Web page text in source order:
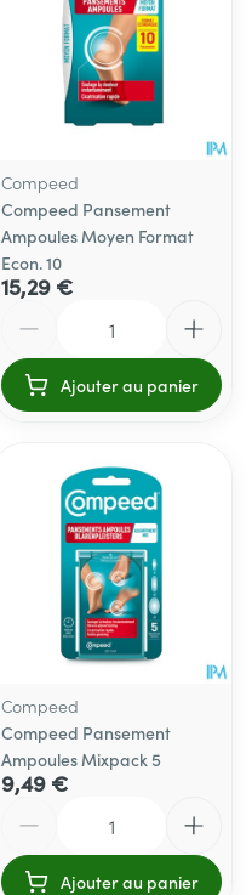
Compeed
Compeed Pansement
Ampoules Moyen Format
Econ. 10
15,29 €
Ajouter au panier
Compeed
Compeed Pansement
Ampoules Mixpack 5
9,49 €
Ajouter au panier